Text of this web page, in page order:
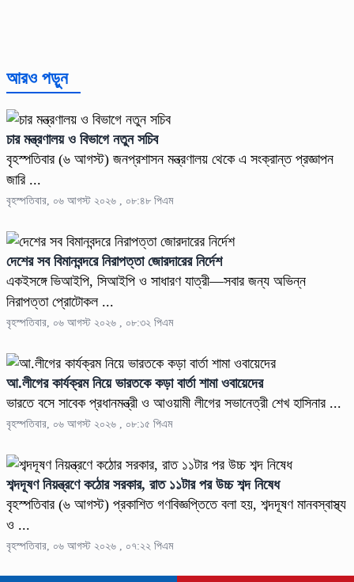
আরও পড়ুন
চার মন্ত্রণালয় ও বিভাগে নতুন সচিব
বৃহস্পতিবার (৬ আগস্ট) জনপ্রশাসন মন্ত্রণালয় থেকে এ সংক্রান্ত প্রজ্ঞাপন
জারি ...
বৃহস্পতিবার, ০৬ আগস্ট ২০২৬ , ০৮:৪৮ পিএম
দেশের সব বিমানবন্দরে নিরাপত্তা জোরদারের নির্দেশ
একইসঙ্গে ভিআইপি, সিআইপি ও সাধারণ যাত্রী—সবার জন্য অভিন্ন
নিরাপত্তা প্রোটোকল ...
বৃহস্পতিবার, ০৬ আগস্ট ২০২৬ , ০৮:৩২ পিএম
আ.লীগের কার্যক্রম নিয়ে ভারতকে কড়া বার্তা শামা ওবায়েদের
ভারতে বসে সাবেক প্রধানমন্ত্রী ও আওয়ামী লীগের সভানেত্রী শেখ হাসিনার ...
বৃহস্পতিবার, ০৬ আগস্ট ২০২৬ , ০৮:১৫ পিএম
শব্দদূষণ নিয়ন্ত্রণে কঠোর সরকার, রাত ১১টার পর উচ্চ শব্দ নিষেধ
বৃহস্পতিবার (৬ আগস্ট) প্রকাশিত গণবিজ্ঞপ্তিতে বলা হয়, শব্দদূষণ মানবস্বাস্থ্য
ও ...
বৃহস্পতিবার, ০৬ আগস্ট ২০২৬ , ০৭:২২ পিএম